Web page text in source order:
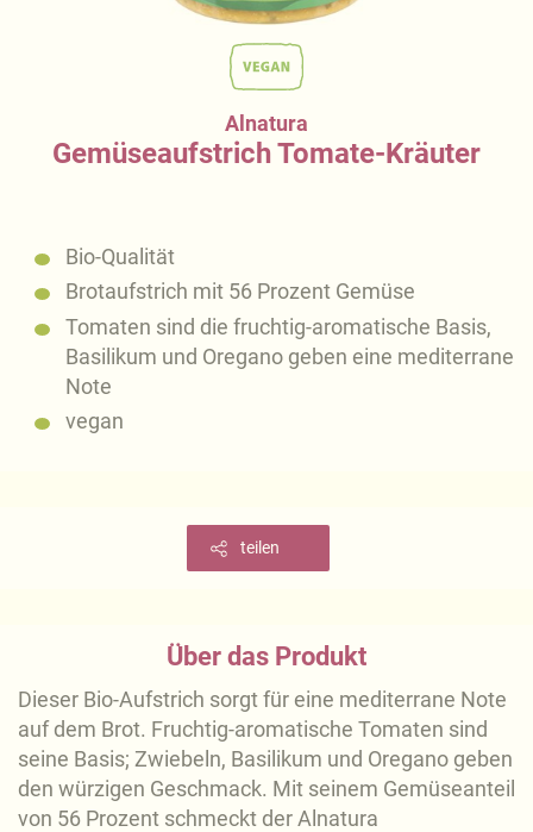
Alnatura
Gemüseaufstrich Tomate-Kräuter
Bio-Qualität
Brotaufstrich mit 56 Prozent Gemüse
Tomaten sind die fruchtig-aromatische Basis,
Basilikum und Oregano geben eine mediterrane
Note
vegan
teilen
Über das Produkt
Dieser Bio-Aufstrich sorgt für eine mediterrane Note
auf dem Brot. Fruchtig-aromatische Tomaten sind
seine Basis; Zwiebeln, Basilikum und Oregano geben
den würzigen Geschmack. Mit seinem Gemüseanteil
von 56 Prozent schmeckt der Alnatura